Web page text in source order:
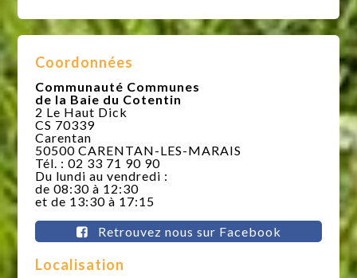
Coordonnées
Communauté Communes
de la Baie du Cotentin
2 Le Haut Dick
CS 70339
Carentan
50500 CARENTAN-LES-MARAIS
Tél. : 02 33 71 90 90
Du lundi au vendredi :
de 08:30 à 12:30
et de 13:30 à 17:15
Retrouvez nous sur Facebook
Localisation